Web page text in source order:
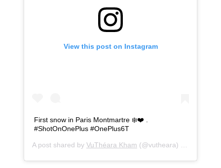
View this post on Instagram
First snow in Paris Montmartre ❄️❤️ .
#ShotOnOnePlus #OnePlus6T
A post shared by VuThéara Kham (@vutheara) on